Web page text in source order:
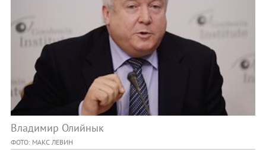
Владимир Олийнык
ФОТО: МАКС ЛЕВИН